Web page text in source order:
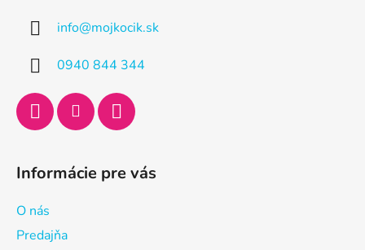
info@mojkocik.sk
0940 844 344
Informácie pre vás
O nás
Predajňa